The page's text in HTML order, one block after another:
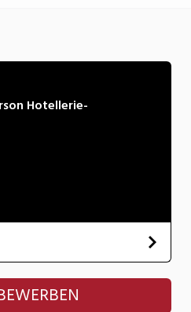
Hotellerie-